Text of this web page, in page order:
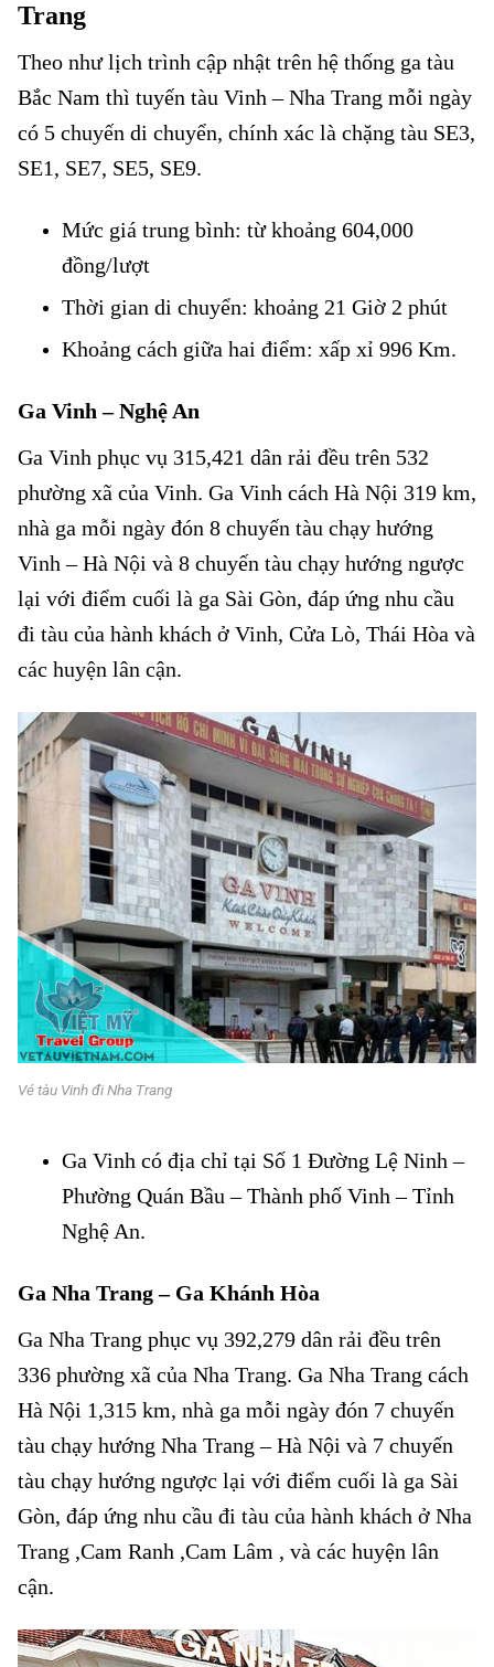
Trang
Theo như lịch trình cập nhật trên hệ thống ga tàu
Bắc Nam thì tuyến tàu Vinh – Nha Trang mỗi ngày
có 5 chuyến di chuyển, chính xác là chặng tàu SE3,
SE1, SE7, SE5, SE9.
Mức giá trung bình: từ khoảng 604,000
đồng/lượt
Thời gian di chuyển: khoảng 21 Giờ 2 phút
Khoảng cách giữa hai điểm: xấp xỉ 996 Km.
Ga Vinh – Nghệ An
Ga Vinh phục vụ 315,421 dân rải đều trên 532
phường xã của Vinh. Ga Vinh cách Hà Nội 319 km,
nhà ga mỗi ngày đón 8 chuyến tàu chạy hướng
Vinh – Hà Nội và 8 chuyến tàu chạy hướng ngược
lại với điểm cuối là ga Sài Gòn, đáp ứng nhu cầu
đi tàu của hành khách ở Vinh, Cửa Lò, Thái Hòa và
các huyện lân cận.
Vé tàu Vinh đi Nha Trang
Ga Vinh có địa chỉ tại Số 1 Đường Lệ Ninh –
Phường Quán Bầu – Thành phố Vinh – Tỉnh
Nghệ An.
Ga Nha Trang – Ga Khánh Hòa
Ga Nha Trang phục vụ 392,279 dân rải đều trên
336 phường xã của Nha Trang. Ga Nha Trang cách
Hà Nội 1,315 km, nhà ga mỗi ngày đón 7 chuyến
tàu chạy hướng Nha Trang – Hà Nội và 7 chuyến
tàu chạy hướng ngược lại với điểm cuối là ga Sài
Gòn, đáp ứng nhu cầu đi tàu của hành khách ở Nha
Trang ,Cam Ranh ,Cam Lâm , và các huyện lân
cận.